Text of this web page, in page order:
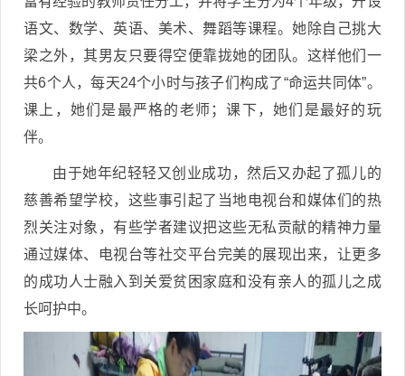
语文、数学、英语、美术、舞蹈等课程。她除自己挑大
梁之外，其男友只要得空便靠拢她的团队。这样他们一
共6个人，每天24个小时与孩子们构成了“命运共同体”。
课上，她们是最严格的老师；课下，她们是最好的玩
伴。
由于她年纪轻轻又创业成功，然后又办起了孤儿的
慈善希望学校，这些事引起了当地电视台和媒体们的热
烈关注对象，有些学者建议把这些无私贡献的精神力量
通过媒体、电视台等社交平台完美的展现出来，让更多
的成功人士融入到关爱贫困家庭和没有亲人的孤儿之成
长呵护中。